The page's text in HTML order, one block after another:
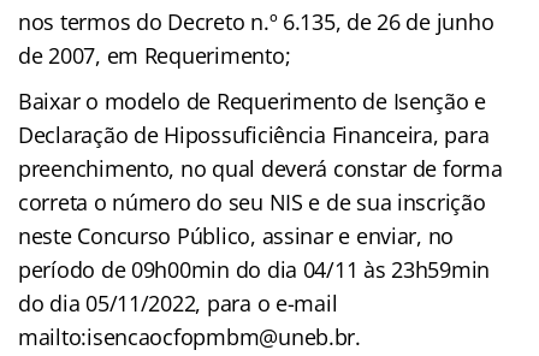
nos termos do Decreto n.º 6.135, de 26 de junho
de 2007, em Requerimento;
Baixar o modelo de Requerimento de Isenção e
Declaração de Hipossuficiência Financeira, para
preenchimento, no qual deverá constar de forma
correta o número do seu NIS e de sua inscrição
neste Concurso Público, assinar e enviar, no
período de 09h00min do dia 04/11 às 23h59min
do dia 05/11/2022, para o e-mail
mailto:isencaocfopmbm@uneb.br.